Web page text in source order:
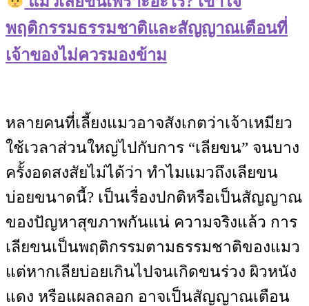
พฤติกรรมธรรมชาติและสัญญาณเตือนที่
เจ้าของไม่ควรมองข้าม
หลายคนที่เลี้ยงแมวอาจสังเกตว่าเจ้าเหมียว
ใช้เวลาส่วนใหญ่ไปกับการ “เลียขน” จนบาง
ครั้งอดสงสัยไม่ได้ว่า ทำไมแมวถึงเลียขน
บ่อยขนาดนี้? เป็นเรื่องปกติหรือเป็นสัญญาณ
ของปัญหาสุขภาพกันแน่ ความจริงแล้ว การ
เลียขนเป็นพฤติกรรมตามธรรมชาติของแมว
แต่หากเลียบ่อยเกินไปจนเกิดขนร่วง ผิวหนัง
แดง หรือแผลถลอก อาจเป็นสัญญาณเตือน